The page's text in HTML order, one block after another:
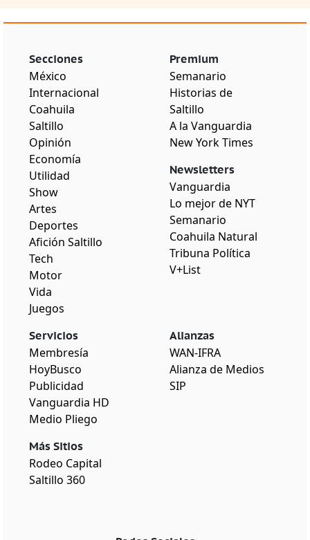
Secciones
México
Internacional
Coahuila
Saltillo
Opinión
Economía
Utilidad
Show
Artes
Deportes
Afición Saltillo
Tech
Motor
Vida
Juegos
Premium
Semanario
Historias de
Saltillo
A la Vanguardia
New York Times
Newsletters
Vanguardia
Lo mejor de NYT
Semanario
Coahuila Natural
Tribuna Política
V+List
Servicios
Membresía
HoyBusco
Publicidad
Vanguardia HD
Medio Pliego
Más Sitios
Rodeo Capital
Saltillo 360
Alianzas
WAN-IFRA
Alianza de Medios
SIP